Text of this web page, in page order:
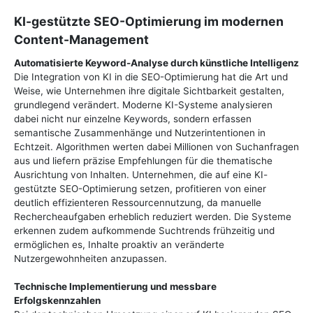
KI-gestützte SEO-Optimierung im modernen
Content-Management
Automatisierte Keyword-Analyse durch künstliche Intelligenz
Die Integration von KI in die SEO-Optimierung hat die Art und
Weise, wie Unternehmen ihre digitale Sichtbarkeit gestalten,
grundlegend verändert. Moderne KI-Systeme analysieren
dabei nicht nur einzelne Keywords, sondern erfassen
semantische Zusammenhänge und Nutzerintentionen in
Echtzeit. Algorithmen werten dabei Millionen von Suchanfragen
aus und liefern präzise Empfehlungen für die thematische
Ausrichtung von Inhalten. Unternehmen, die auf eine KI-
gestützte SEO-Optimierung setzen, profitieren von einer
deutlich effizienteren Ressourcennutzung, da manuelle
Rechercheaufgaben erheblich reduziert werden. Die Systeme
erkennen zudem aufkommende Suchtrends frühzeitig und
ermöglichen es, Inhalte proaktiv an veränderte
Nutzergewohnheiten anzupassen.
Technische Implementierung und messbare
Erfolgskennzahlen